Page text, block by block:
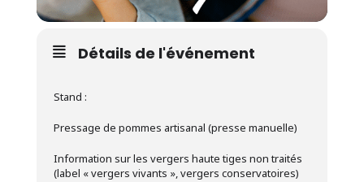
Détails de l'événement
Stand :
Pressage de pommes artisanal (presse manuelle)
Information sur les vergers haute tiges non traités
(label « vergers vivants », vergers conservatoires)